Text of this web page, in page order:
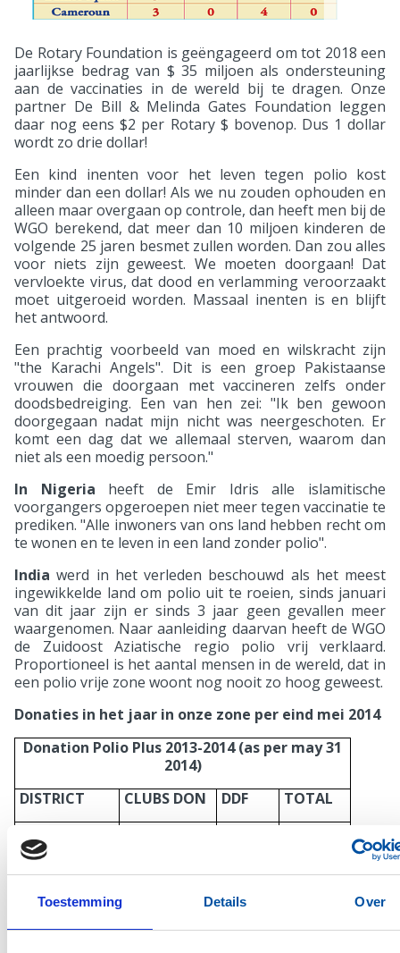
Toestemming Details Over
De Rotary Foundation is geëngageerd om tot 2018 een
jaarlijkse bedrag van $ 35 miljoen als ondersteuning
aan de vaccinaties in de wereld bij te dragen. Onze
partner De Bill & Melinda Gates Foundation leggen
daar nog eens $2 per Rotary $ bovenop. Dus 1 dollar
wordt zo drie dollar!
Een kind inenten voor het leven tegen polio kost
minder dan een dollar! Als we nu zouden ophouden en
alleen maar overgaan op controle, dan heeft men bij de
WGO berekend, dat meer dan 10 miljoen kinderen de
volgende 25 jaren besmet zullen worden. Dan zou alles
voor niets zijn geweest. We moeten doorgaan! Dat
vervloekte virus, dat dood en verlamming veroorzaakt
moet uitgeroeid worden. Massaal inenten is en blijft
het antwoord.
Een prachtig voorbeeld van moed en wilskracht zijn
"the Karachi Angels". Dit is een groep Pakistaanse
vrouwen die doorgaan met vaccineren zelfs onder
doodsbedreiging. Een van hen zei: "Ik ben gewoon
doorgegaan nadat mijn nicht was neergeschoten. Er
komt een dag dat we allemaal sterven, waarom dan
niet als een moedig persoon."
In Nigeria heeft de Emir Idris alle islamitische
voorgangers opgeroepen niet meer tegen vaccinatie te
prediken. "Alle inwoners van ons land hebben recht om
te wonen en te leven in een land zonder polio".
India werd in het verleden beschouwd als het meest
ingewikkelde land om polio uit te roeien, sinds januari
van dit jaar zijn er sinds 3 jaar geen gevallen meer
waargenomen. Naar aanleiding daarvan heeft de WGO
de Zuidoost Aziatische regio polio vrij verklaard.
Proportioneel is het aantal mensen in de wereld, dat in
een polio vrije zone woont nog nooit zo hoog geweest.
Donaties in het jaar in onze zone per eind mei 2014
Donation Polio Plus 2013-2014 (as per may 31
2014)
DISTRICT
CLUBS DON DDF
TOTAL
1570
$8,459 $17,000
1580
$20,985 0 $20,985